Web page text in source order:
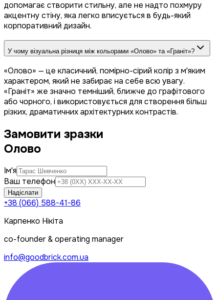
допомагає створити стильну, але не надто похмуру
акцентну стіну, яка легко вписується в будь-який
корпоративний дизайн.
У чому візуальна різниця між кольорами «Олово» та «Граніт»?
«Олово» — це класичний, помірно-сірий колір з м'яким
характером, який не забирає на себе всю увагу.
«Граніт» же значно темніший, ближче до графітового
або чорного, і використовується для створення більш
різких, драматичних архітектурних контрастів.
Замовити зразки
Олово
Ім'я
Ваш телефон
Надіслати
+38 (066) 588-41-86
Карпенко Нікіта
co-founder & operating manager
info@goodbrick.com.ua